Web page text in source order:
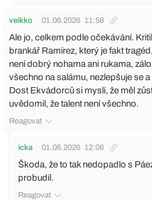
veikko 01.06.2026 11:58
Ale jo, celkem podle očekávání.
brankář Ramírez, který je fakt
není dobrý nohama ani rukama,
všechno na salámu, nezlepšuje se
Dost Ekvádorců si myslí, že měl
uvědomil, že talent není všechno.
Reagovat
icka 01.06.2026 12:06
Škoda, že to tak nedopadlo s
probudil.
Reagovat